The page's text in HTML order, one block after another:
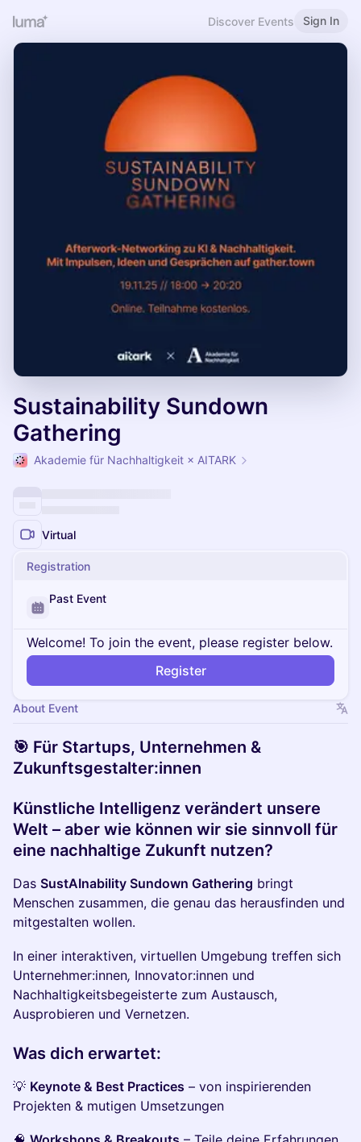
Discover Events Sign In
Sustainability Sundown
Gathering
Akademie für Nachhaltigkeit × AITARK
Virtual
Registration
Past Event
Welcome! To join the event, please register below.
Register
About Event
🎯 Für Startups, Unternehmen &
Zukunftsgestalter:innen
Künstliche Intelligenz verändert unsere
Welt – aber wie können wir sie sinnvoll für
eine nachhaltige Zukunft nutzen?
Das SustAInability Sundown Gathering bringt
Menschen zusammen, die genau das herausfinden und
mitgestalten wollen.
In einer interaktiven, virtuellen Umgebung treffen sich
Unternehmer:innen, Innovator:innen und
Nachhaltigkeitsbegeisterte zum Austausch,
Ausprobieren und Vernetzen.
Was dich erwartet:
💡 Keynote & Best Practices – von inspirierenden
Projekten & mutigen Umsetzungen